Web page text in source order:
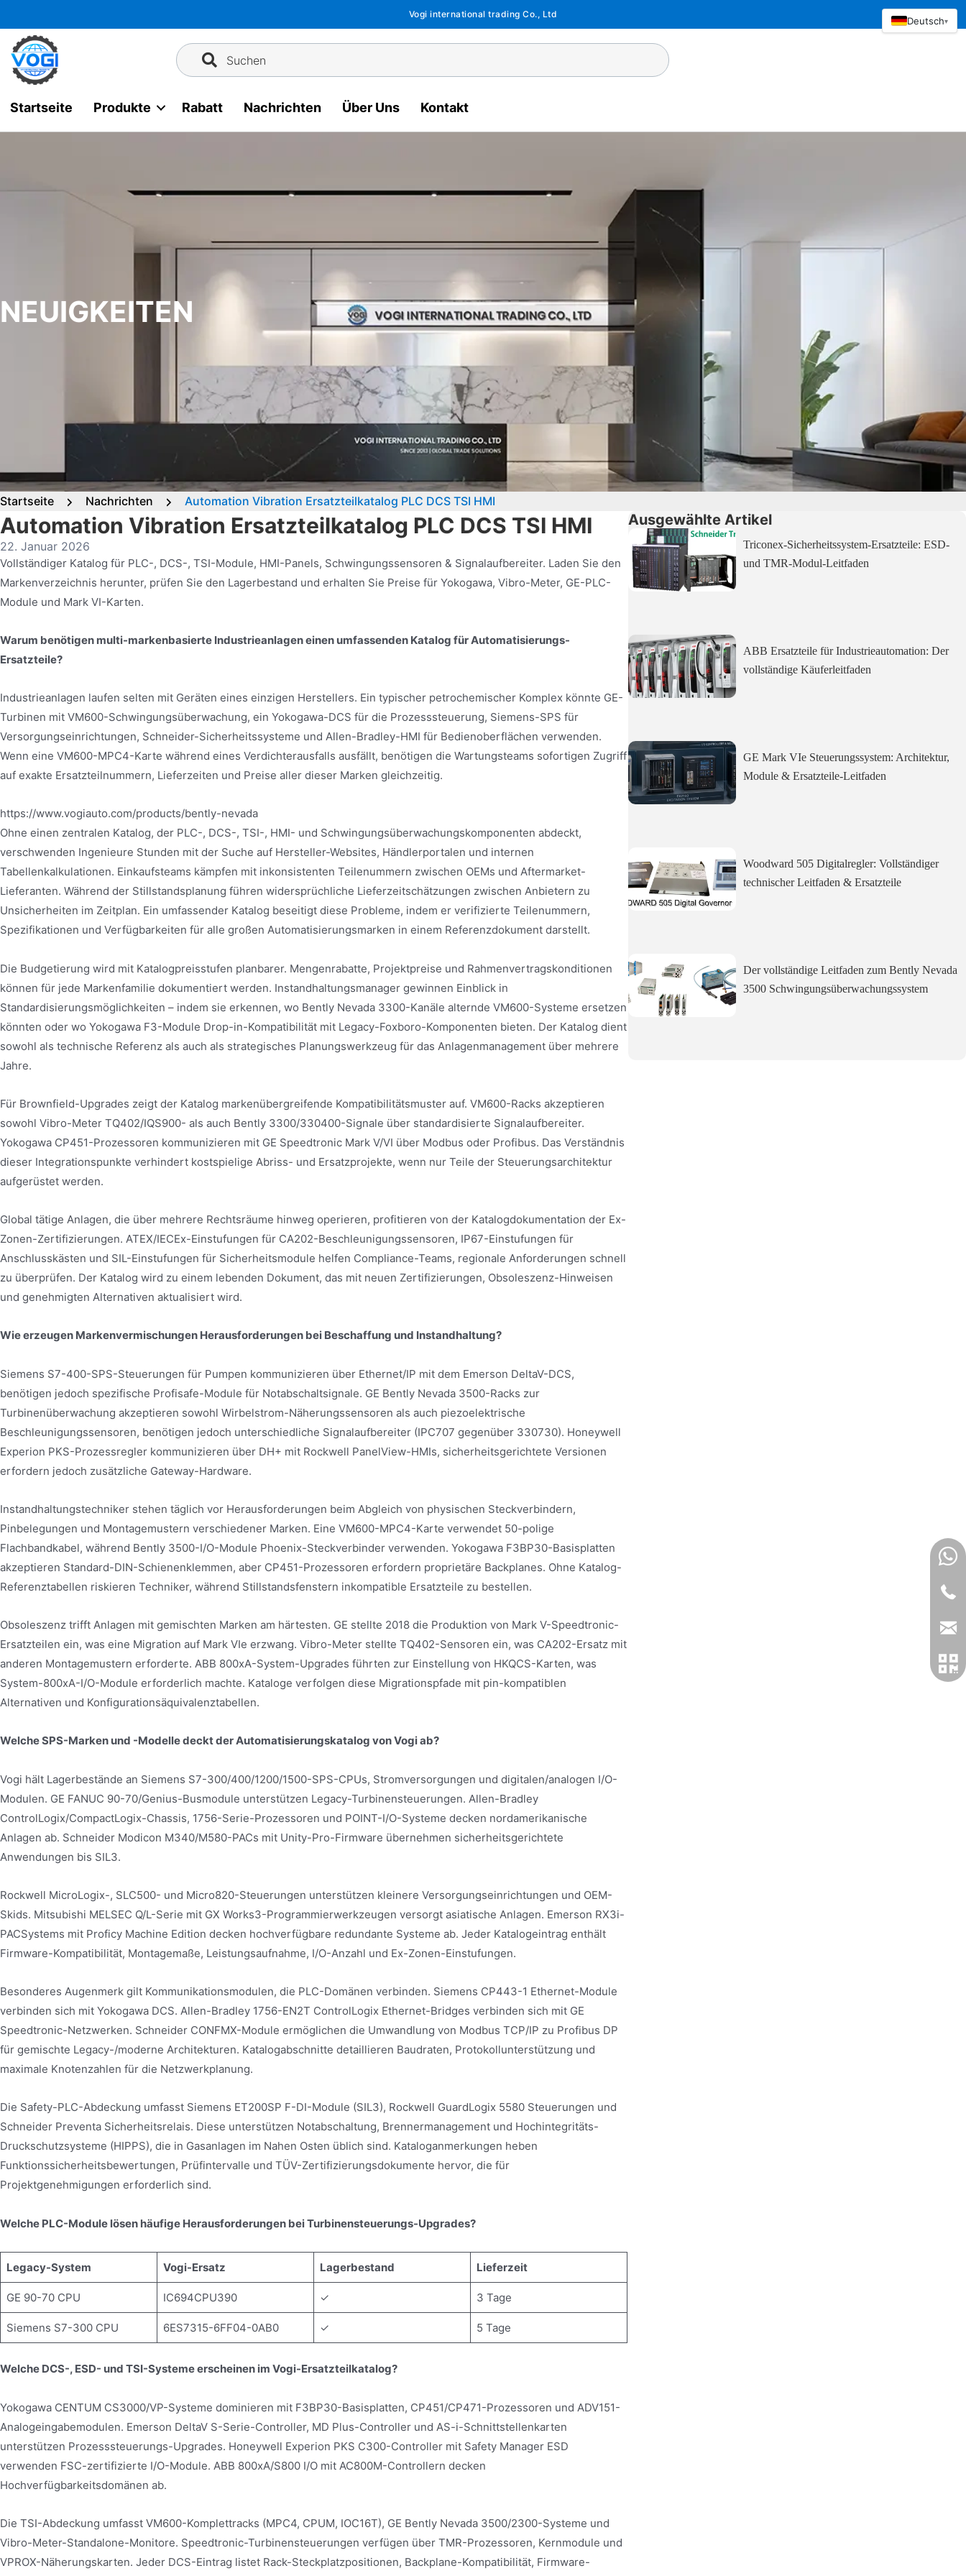
Inhalt
springen
Vogi international trading Co., Ltd
Suchen
Startseite Produkte Rabatt Nachrichten Über Uns Kontakt
NEUIGKEITEN
Startseite Nachrichten Automation Vibration Ersatzteilkatalog PLC DCS TSI HMI
Automation Vibration Ersatzteilkatalog PLC DCS TSI HMI
22. Januar 2026
Vollständiger Katalog für PLC-, DCS-, TSI-Module, HMI-Panels, Schwingungssensoren & Signalaufbereiter. Laden Sie den
Markenverzeichnis herunter, prüfen Sie den Lagerbestand und erhalten Sie Preise für Yokogawa, Vibro-Meter, GE-PLC-
Module und Mark VI-Karten.
Warum benötigen multi-markenbasierte Industrieanlagen einen umfassenden Katalog für Automatisierungs-
Ersatzteile?
Industrieanlagen laufen selten mit Geräten eines einzigen Herstellers. Ein typischer petrochemischer Komplex könnte GE-
Turbinen mit VM600-Schwingungsüberwachung, ein Yokogawa-DCS für die Prozesssteuerung, Siemens-SPS für
Versorgungseinrichtungen, Schneider-Sicherheitssysteme und Allen-Bradley-HMI für Bedienoberflächen verwenden.
Wenn eine VM600-MPC4-Karte während eines Verdichterausfalls ausfällt, benötigen die Wartungsteams sofortigen Zugriff
auf exakte Ersatzteilnummern, Lieferzeiten und Preise aller dieser Marken gleichzeitig.
https://www.vogiauto.com/products/bently-nevada
Ohne einen zentralen Katalog, der PLC-, DCS-, TSI-, HMI- und Schwingungsüberwachungskomponenten abdeckt,
verschwenden Ingenieure Stunden mit der Suche auf Hersteller-Websites, Händlerportalen und internen
Tabellenkalkulationen. Einkaufsteams kämpfen mit inkonsistenten Teilenummern zwischen OEMs und Aftermarket-
Lieferanten. Während der Stillstandsplanung führen widersprüchliche Lieferzeitschätzungen zwischen Anbietern zu
Unsicherheiten im Zeitplan. Ein umfassender Katalog beseitigt diese Probleme, indem er verifizierte Teilenummern,
Spezifikationen und Verfügbarkeiten für alle großen Automatisierungsmarken in einem Referenzdokument darstellt.
Die Budgetierung wird mit Katalogpreisstufen planbarer. Mengenrabatte, Projektpreise und Rahmenvertragskonditionen
können für jede Markenfamilie dokumentiert werden. Instandhaltungsmanager gewinnen Einblick in
Standardisierungsmöglichkeiten – indem sie erkennen, wo Bently Nevada 3300-Kanäle alternde VM600-Systeme ersetzen
könnten oder wo Yokogawa F3-Module Drop-in-Kompatibilität mit Legacy-Foxboro-Komponenten bieten. Der Katalog dient
sowohl als technische Referenz als auch als strategisches Planungswerkzeug für das Anlagenmanagement über mehrere
Jahre.
Für Brownfield-Upgrades zeigt der Katalog markenübergreifende Kompatibilitätsmuster auf. VM600-Racks akzeptieren
sowohl Vibro-Meter TQ402/IQS900- als auch Bently 3300/330400-Signale über standardisierte Signalaufbereiter.
Yokogawa CP451-Prozessoren kommunizieren mit GE Speedtronic Mark V/VI über Modbus oder Profibus. Das Verständnis
dieser Integrationspunkte verhindert kostspielige Abriss- und Ersatzprojekte, wenn nur Teile der Steuerungsarchitektur
aufgerüstet werden.
Global tätige Anlagen, die über mehrere Rechtsräume hinweg operieren, profitieren von der Katalogdokumentation der Ex-
Zonen-Zertifizierungen. ATEX/IECEx-Einstufungen für CA202-Beschleunigungssensoren, IP67-Einstufungen für
Anschlusskästen und SIL-Einstufungen für Sicherheitsmodule helfen Compliance-Teams, regionale Anforderungen schnell
zu überprüfen. Der Katalog wird zu einem lebenden Dokument, das mit neuen Zertifizierungen, Obsoleszenz-Hinweisen
und genehmigten Alternativen aktualisiert wird.
Wie erzeugen Markenvermischungen Herausforderungen bei Beschaffung und Instandhaltung?
Siemens S7-400-SPS-Steuerungen für Pumpen kommunizieren über Ethernet/IP mit dem Emerson DeltaV-DCS,
benötigen jedoch spezifische Profisafe-Module für Notabschaltsignale. GE Bently Nevada 3500-Racks zur
Turbinenüberwachung akzeptieren sowohl Wirbelstrom-Näherungssensoren als auch piezoelektrische
Beschleunigungssensoren, benötigen jedoch unterschiedliche Signalaufbereiter (IPC707 gegenüber 330730). Honeywell
Experion PKS-Prozessregler kommunizieren über DH+ mit Rockwell PanelView-HMIs, sicherheitsgerichtete Versionen
erfordern jedoch zusätzliche Gateway-Hardware.
Instandhaltungstechniker stehen täglich vor Herausforderungen beim Abgleich von physischen Steckverbindern,
Pinbelegungen und Montagemustern verschiedener Marken. Eine VM600-MPC4-Karte verwendet 50-polige
Flachbandkabel, während Bently 3500-I/O-Module Phoenix-Steckverbinder verwenden. Yokogawa F3BP30-Basisplatten
akzeptieren Standard-DIN-Schienenklemmen, aber CP451-Prozessoren erfordern proprietäre Backplanes. Ohne Katalog-
Referenztabellen riskieren Techniker, während Stillstandsfenstern inkompatible Ersatzteile zu bestellen.
Obsoleszenz trifft Anlagen mit gemischten Marken am härtesten. GE stellte 2018 die Produktion von Mark V-Speedtronic-
Ersatzteilen ein, was eine Migration auf Mark VIe erzwang. Vibro-Meter stellte TQ402-Sensoren ein, was CA202-Ersatz mit
anderen Montagemustern erforderte. ABB 800xA-System-Upgrades führten zur Einstellung von HKQCS-Karten, was
System-800xA-I/O-Module erforderlich machte. Kataloge verfolgen diese Migrationspfade mit pin-kompatiblen
Alternativen und Konfigurationsäquivalenztabellen.
Welche SPS-Marken und -Modelle deckt der Automatisierungskatalog von Vogi ab?
Vogi hält Lagerbestände an Siemens S7-300/400/1200/1500-SPS-CPUs, Stromversorgungen und digitalen/analogen I/O-
Modulen. GE FANUC 90-70/Genius-Busmodule unterstützen Legacy-Turbinensteuerungen. Allen-Bradley
ControlLogix/CompactLogix-Chassis, 1756-Serie-Prozessoren und POINT-I/O-Systeme decken nordamerikanische
Anlagen ab. Schneider Modicon M340/M580-PACs mit Unity-Pro-Firmware übernehmen sicherheitsgerichtete
Anwendungen bis SIL3.
Rockwell MicroLogix-, SLC500- und Micro820-Steuerungen unterstützen kleinere Versorgungseinrichtungen und OEM-
Skids. Mitsubishi MELSEC Q/L-Serie mit GX Works3-Programmierwerkzeugen versorgt asiatische Anlagen. Emerson RX3i-
PACSystems mit Proficy Machine Edition decken hochverfügbare redundante Systeme ab. Jeder Katalogeintrag enthält
Firmware-Kompatibilität, Montagemaße, Leistungsaufnahme, I/O-Anzahl und Ex-Zonen-Einstufungen.
Besonderes Augenmerk gilt Kommunikationsmodulen, die PLC-Domänen verbinden. Siemens CP443-1 Ethernet-Module
verbinden sich mit Yokogawa DCS. Allen-Bradley 1756-EN2T ControlLogix Ethernet-Bridges verbinden sich mit GE
Speedtronic-Netzwerken. Schneider CONFMX-Module ermöglichen die Umwandlung von Modbus TCP/IP zu Profibus DP
für gemischte Legacy-/moderne Architekturen. Katalogabschnitte detaillieren Baudraten, Protokollunterstützung und
maximale Knotenzahlen für die Netzwerkplanung.
Die Safety-PLC-Abdeckung umfasst Siemens ET200SP F-DI-Module (SIL3), Rockwell GuardLogix 5580 Steuerungen und
Schneider Preventa Sicherheitsrelais. Diese unterstützen Notabschaltung, Brennermanagement und Hochintegritäts-
Druckschutzsysteme (HIPPS), die in Gasanlagen im Nahen Osten üblich sind. Kataloganmerkungen heben
Funktionssicherheitsbewertungen, Prüfintervalle und TÜV-Zertifizierungsdokumente hervor, die für
Projektgenehmigungen erforderlich sind.
Welche PLC-Module lösen häufige Herausforderungen bei Turbinensteuerungs-Upgrades?
Legacy-System Vogi-Ersatz Lagerbestand Lieferzeit
GE 90-70 CPU IC694CPU390 ✓ 3 Tage
Siemens S7-300 CPU 6ES7315-6FF04-0AB0 ✓ 5 Tage
Welche DCS-, ESD- und TSI-Systeme erscheinen im Vogi-Ersatzteilkatalog?
Yokogawa CENTUM CS3000/VP-Systeme dominieren mit F3BP30-Basisplatten, CP451/CP471-Prozessoren und ADV151-
Analogeingabemodulen. Emerson DeltaV S-Serie-Controller, MD Plus-Controller und AS-i-Schnittstellenkarten
unterstützen Prozesssteuerungs-Upgrades. Honeywell Experion PKS C300-Controller mit Safety Manager ESD
verwenden FSC-zertifizierte I/O-Module. ABB 800xA/S800 I/O mit AC800M-Controllern decken
Hochverfügbarkeitsdomänen ab.
Die TSI-Abdeckung umfasst VM600-Komplettracks (MPC4, CPUM, IOC16T), GE Bently Nevada 3500/2300-Systeme und
Vibro-Meter-Standalone-Monitore. Speedtronic-Turbinensteuerungen verfügen über TMR-Prozessoren, Kernmodule und
VPROX-Näherungskarten. Jeder DCS-Eintrag listet Rack-Steckplatzpositionen, Backplane-Kompatibilität, Firmware-
Ausgewählte Artikel
Triconex-Sicherheitssystem-Ersatzteile: ESD-
und TMR-Modul-Leitfaden
ABB Ersatzteile für Industrieautomation: Der
vollständige Käuferleitfaden
GE Mark VIe Steuerungssystem: Architektur,
Module & Ersatzteile-Leitfaden
Woodward 505 Digitalregler: Vollständiger
technischer Leitfaden & Ersatzteile
Der vollständige Leitfaden zum Bently Nevada
3500 Schwingungsüberwachungssystem
Deutsch▾